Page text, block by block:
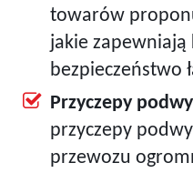
towarów
jakie
bezpieczeństwo
Przyczepy
przyczepy
przewozu